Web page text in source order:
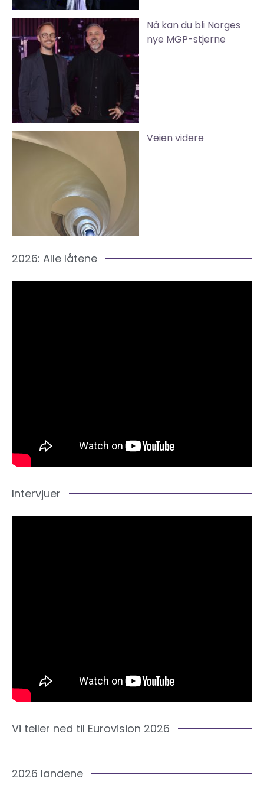
Nå kan du bli Norges
nye MGP-stjerne
Veien videre
2026: Alle låtene
Intervjuer
Vi teller ned til Eurovision 2026
2026 landene